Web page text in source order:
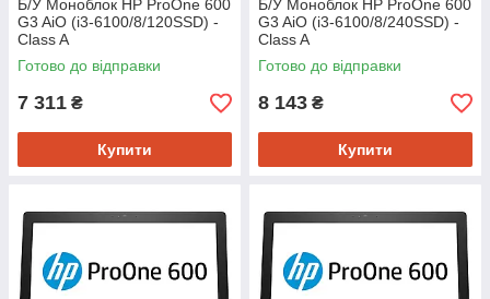
Б/У Моноблок HP ProOne 600
G3 AiO (i3-6100/8/120SSD) -
Class A
Готово до відправки
7 311 ₴
Купити
Б/У Моноблок HP ProOne 600
G3 AiO (i3-6100/8/240SSD) -
Class A
Готово до відправки
8 143 ₴
Купити